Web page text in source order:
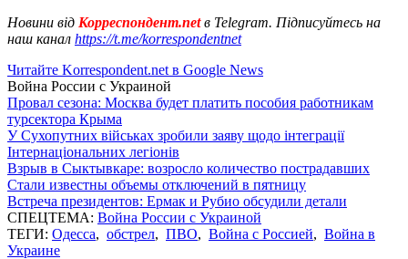
Новини від Корреспондент.netв Telegram. Підписуйтесь на
наш канал https://t.me/korrespondentnet
Читайте Korrespondent.net в Google News
Война России с Украиной
Провал сезона: Москва будет платить пособия работникам
турсектора Крыма
У Сухопутних військах зробили заяву щодо інтеграції
Інтернаціональних легіонів
Взрыв в Сыктывкаре: возросло количество пострадавших
Стали известны объемы отключений в пятницу
Встреча президентов: Ермак и Рубио обсудили детали
СПЕЦТЕМА: Война России с Украиной
ТЕГИ: Одесса, обстрел, ПВО, Война с Россией, Война в
Украине